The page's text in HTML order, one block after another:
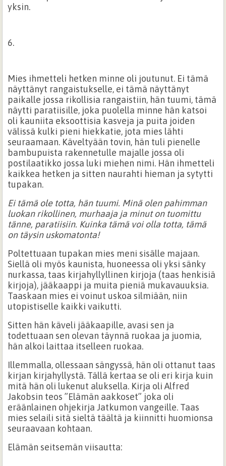
yksin.
6.
Mies ihmetteli hetken minne oli joutunut. Ei tämä
näyttänyt rangaistukselle, ei tämä näyttänyt
paikalle jossa rikollisia rangaistiin, hän tuumi, tämä
näytti paratiisille, joka puolella minne hän katsoi
oli kauniita eksoottisia kasveja ja puita joiden
välissä kulki pieni hiekkatie, jota mies lähti
seuraamaan. Käveltyään tovin, hän tuli pienelle
bambupuista rakennetulle majalle jossa oli
postilaatikko jossa luki miehen nimi. Hän ihmetteli
kaikkea hetken ja sitten naurahti hieman ja sytytti
tupakan.
Ei tämä ole totta, hän tuumi. Minä olen pahimman
luokan rikollinen, murhaaja ja minut on tuomittu
tänne, paratiisiin. Kuinka tämä voi olla totta, tämä
on täysin uskomatonta!
Poltettuaan tupakan mies meni sisälle majaan.
Siellä oli myös kaunista, huoneessa oli yksi sänky
nurkassa, taas kirjahyllyllinen kirjoja (taas henkisiä
kirjoja), jääkaappi ja muita pieniä mukavauuksia.
Taaskaan mies ei voinut uskoa silmiään, niin
utopistiselle kaikki vaikutti.
Sitten hän käveli jääkaapille, avasi sen ja
todettuaan sen olevan täynnä ruokaa ja juomia,
hän alkoi laittaa itselleen ruokaa.
Illemmalla, ollessaan sängyssä, hän oli ottanut taas
kirjan kirjahyllystä. Tällä kertaa se oli eri kirja kuin
mitä hän oli lukenut aluksella. Kirja oli Alfred
Jakobsin teos ”Elämän aakkoset” joka oli
eräänlainen ohjekirja Jatkumon vangeille. Taas
mies selaili sitä sieltä täältä ja kiinnitti huomionsa
seuraavaan kohtaan.
Elämän seitsemän viisautta: